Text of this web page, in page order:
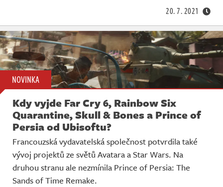
20. 7. 2021
NOVINKA
Kdy vyjde Far Cry 6, Rainbow Six
Quarantine, Skull & Bones a Prince of
Persia od Ubisoftu?
Francouzská vydavatelská společnost potvrdila také
vývoj projektů ze světů Avatara a Star Wars. Na
druhou stranu ale nezmínila Prince of Persia: The
Sands of Time Remake.